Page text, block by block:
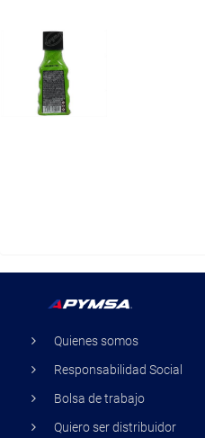
Quienes somos
Responsabilidad Social
Bolsa de trabajo
Quiero ser distribuidor